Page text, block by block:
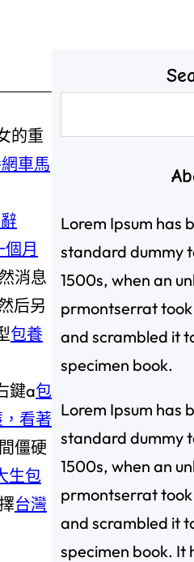
的重
車馬
個月
消息
后另
包養
鍵a包
看著
僵硬
生包
台灣
尋
Lorem Ipsum has
standard dummy
1500s, when an
prmontserrat
and scrambled it
specimen book.
Lorem Ipsum has
standard dummy
1500s, when an
prmontserrat
and scrambled it
specimen book. It